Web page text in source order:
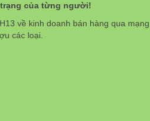
của từng người!
về kinh doanh bán hàng qua mạng.
các loại.